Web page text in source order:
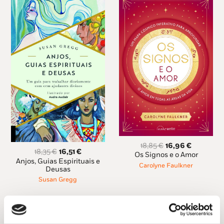
18,35€ O
preço
original
era:
16,51€O
preço
Anjos, Guias Espirituais e
Deusas
Susan Gregg
18,85€ O
preço
original
16,96€O
preço
atual
Os Signos e o Amor
Carolyne Faulkner